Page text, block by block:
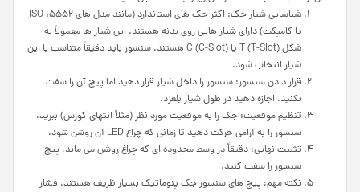
شناسایی شیار جک: اکثر جک های استاندارد (مانند مدل های ISO 15552
یا کامپکت) دارای شیار هایی روی بدنه هستند. این شیار ها معمولاً به
شکل T (T-Slot) یا C (C-Slot) هستند. سنسور باید دقیقاً متناسب با این
شیار انتخاب شود.
قرار دادن سنسور: سنسور را داخل شیار قرار دهید اما پیچ آن را سفت
نکنید. اجازه دهید در طول شیار بلغزد.
تنظیم موقعیت: جک را به موقعیت مورد نظر (مثلاً انتهای کورس) ببرید.
سنسور را به آرامی حرکت دهید تا زمانی که چراغ LED آن روشن شود.
تثبیت نهایی: دقیقاً در وسط محدوده ای که چراغ روشن می ماند، پیچ
سنسور را سفت کنید.
نکته مهم: پیچ های سنسور جک پنوماتیک بسیار ظریف هستند. فشار